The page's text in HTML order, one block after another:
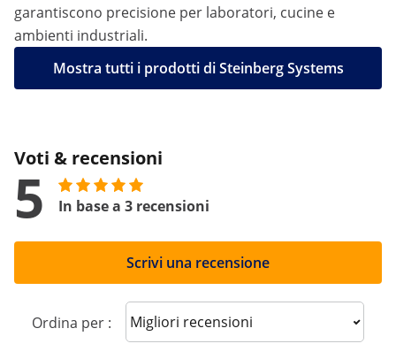
garantiscono precisione per laboratori, cucine e
ambienti industriali.
Mostra tutti i prodotti di Steinberg Systems
Voti & recensioni
5 In base a 3 recensioni
Scrivi una recensione
Ordina per : Sort reviews